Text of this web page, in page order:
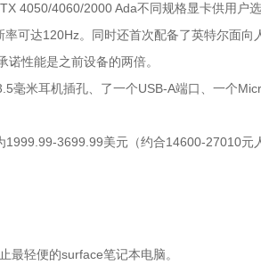
4050/4060/2000 Ada不同规格显卡供用户选
可达120Hz。同时还首次配备了英特尔面向
性能是之前设备的两倍。
米耳机插孔、了一个USB-A端口、一个
3699.99美元（约合14600-27010元
最轻便的surface笔记本电脑。